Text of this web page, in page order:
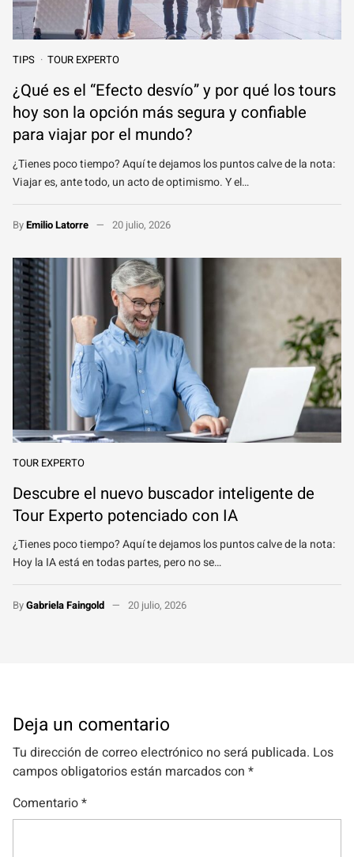
TIPS TOUR EXPERTO
¿Qué es el “Efecto desvío” y por qué los tours
hoy son la opción más segura y confiable
para viajar por el mundo?
¿Tienes poco tiempo? Aquí te dejamos los puntos calve de la nota:
Viajar es, ante todo, un acto de optimismo. Y el…
ByEmilio Latorre 20 julio, 2026
TOUR EXPERTO
Descubre el nuevo buscador inteligente de
Tour Experto potenciado con IA
¿Tienes poco tiempo? Aquí te dejamos los puntos calve de la nota:
Hoy la IA está en todas partes, pero no se…
ByGabriela Faingold 20 julio, 2026
Deja un comentario
Tu dirección de correo electrónico no será publicada. Los
campos obligatorios están marcados con *
Comentario*